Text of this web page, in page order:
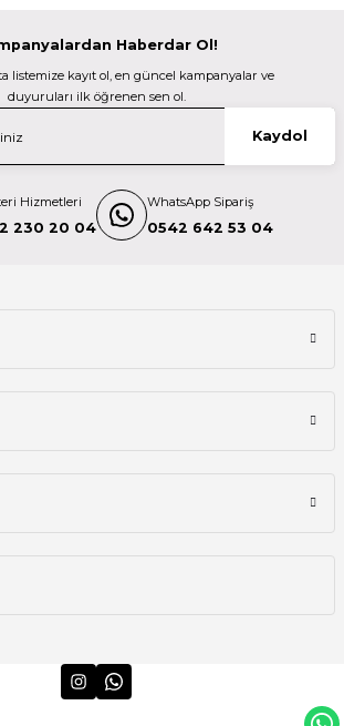
Haberdar Ol!
listemize kayıt ol, en güncel kampanyalar ve
duyuruları ilk öğrenen sen ol.
Kaydol
Hizmetleri
230 20 04
WhatsApp Sipariş
0542 642 53 04